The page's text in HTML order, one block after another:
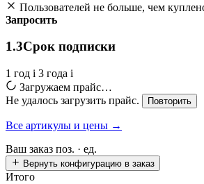
Пользователей не больше, чем
Запросить
1.3Срок подписки
1 год i 3 года i
Загружаем прайс…
Не удалось загрузить прайс.
Повторить
Все артикулы и цены →
Ваш заказ поз. · ед.
Вернуть конфигурацию в заказ
Итого